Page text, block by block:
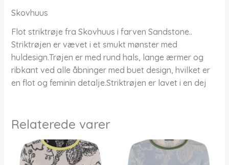
Skovhuus
Flot striktrøje fra Skovhuus i farven Sandstone..
Striktrøjen er vævet i et smukt mønster med
huldesign.Trøjen er med rund hals, lange ærmer og
ribkant ved alle åbninger med buet design, hvilket er
en flot og feminin detalje.Striktrøjen er lavet i en dej
Relaterede varer